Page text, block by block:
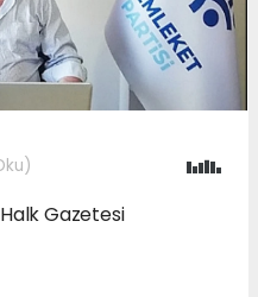
alk Gazetesi